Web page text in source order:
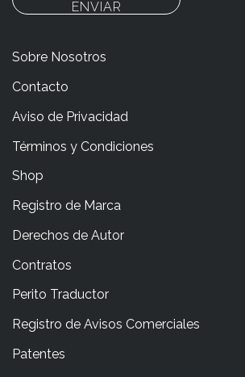
ENVIAR
Sobre Nosotros
Contacto
Aviso de Privacidad
Términos y Condiciones
Shop
Registro de Marca
Derechos de Autor
Contratos
Perito Traductor
Registro de Avisos Comerciales
Patentes